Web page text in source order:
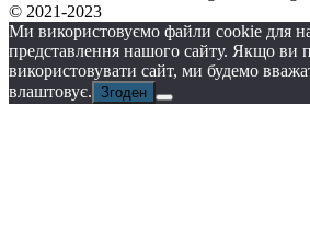
© 2021-2023
Ми використовуємо файли cookie для
представлення нашого сайту. Якщо ви
використовувати сайт, ми будемо
влаштовує. Згоден